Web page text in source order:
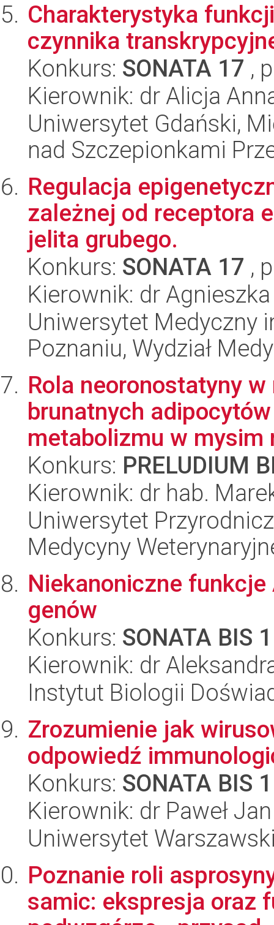
Charakterystyka
czynnika
Konkurs: SONATA 17 ,
Kierownik: dr Alicja
Uniwersytet Gdański,
nad Szczepionkami
Regulacja
zależnej od receptora
jelita grubego.
Konkurs: SONATA 17 ,
Kierownik: dr
Uniwersytet Medyczny
Poznaniu, Wydział
Rola neoronostatyny
brunatnych
metabolizmu w mysim
Konkurs: PRELUDIUM
Kierownik: dr hab.
Uniwersytet
Medycyny
Niekanoniczne
genów
Konkurs: SONATA BIS
Kierownik: dr
Instytut Biologii
Zrozumienie jak
odpowiedź
Konkurs: SONATA BIS
Kierownik: dr Paweł
Uniwersytet
Poznanie roli
samic: ekspresja oraz